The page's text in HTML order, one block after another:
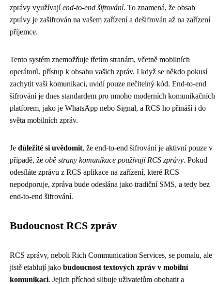
zprávy využívajíend-to-end šifrování. To znamená, že obsah
zprávy je zašifrován na vašem zařízení a dešifrován až na zařízení
příjemce.
Tento systém znemožňuje třetím stranám, včetně mobilních
operátorů, přístup k obsahu vašich zpráv. I když se někdo pokusí
zachytit vaši komunikaci, uvidí pouze nečitelný kód. End-to-end
šifrování je dnes standardem pro mnoho moderních komunikačních
platforem, jako je WhatsApp nebo Signal, a RCS ho přináší i do
světa mobilních zpráv.
Je důležité si uvědomit, že end-to-end šifrování je aktivní pouze v
případě, že obě strany komunikace používají RCS zprávy. Pokud
odesíláte zprávu z RCS aplikace na zařízení, které RCS
nepodporuje, zpráva bude odeslána jako tradiční SMS, a tedy bez
end-to-end šifrování.
Budoucnost RCS zpráv
RCS zprávy, neboli Rich Communication Services, se pomalu, ale
jistě etablují jako budoucnost textových zpráv v mobilní
komunikaci. Jejich příchod slibuje uživatelům obohatit a